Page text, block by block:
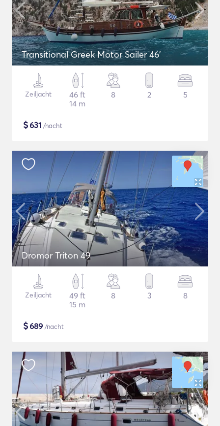
Transitional Greek Motor Sailer 46'
Zeiljacht
46 ft
14 m
8 2 5
$631 /nacht
Dromor Triton 49
Zeiljacht
49 ft
15 m
8 3 8
$689 /nacht